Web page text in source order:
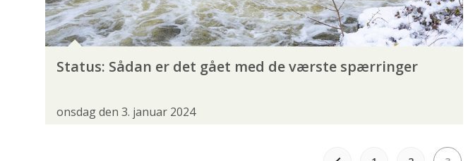
Status: Sådan er det gået med de værste spærringer
onsdag den 3. januar 2024